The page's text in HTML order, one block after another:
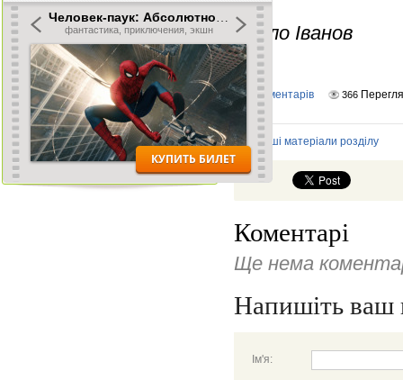
Павло Іванов
Коментарів 366
Інші матеріали розділу
Коментарі
Ще нема
Напишіть ваш
Ім'я: